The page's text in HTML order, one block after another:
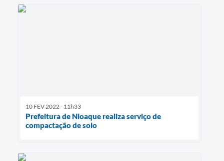
10 FEV 2022 - 11h33
Prefeitura de Nioaque realiza serviço de
compactação de solo